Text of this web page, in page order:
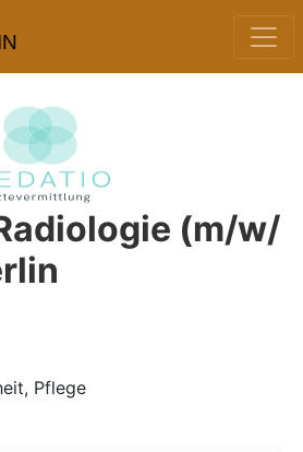
(m/w/
Pflege